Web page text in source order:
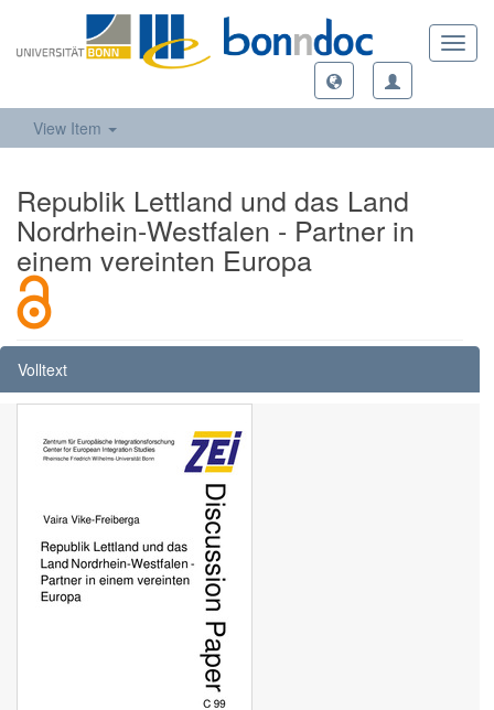
View Item
Republik Lettland und das Land
Nordrhein-Westfalen - Partner in
einem vereinten Europa
Volltext